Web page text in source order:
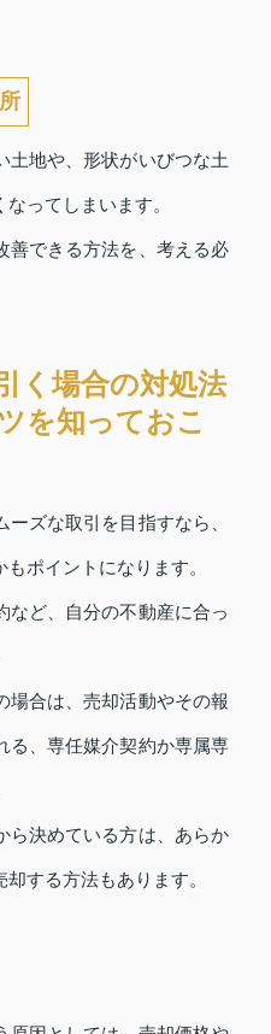
土地や、形状がいびつな土
ってしまいます。
善できる方法を、考える必
く場合の対処法
を知っておこ
ズな取引を目指すなら、
ポイントになります。
など、自分の不動産に合っ
場合は、売却活動やその報
る、専任媒介契約か専属専
ら決めている方は、あらか
する方法もあります。